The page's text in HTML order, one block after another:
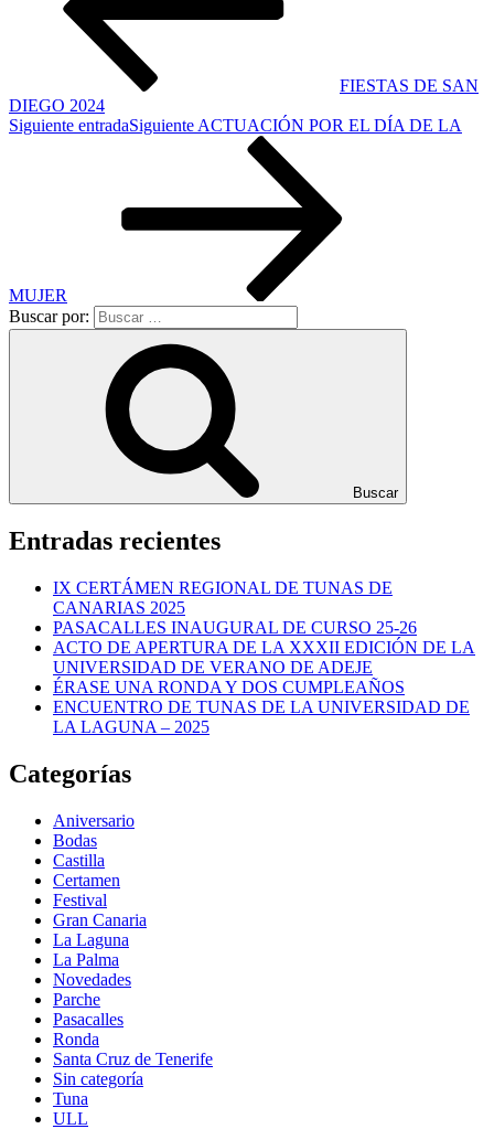
FIESTAS DE SAN
DIEGO 2024
Siguiente entradaSiguienteACTUACIÓN POR EL DÍA DE LA
MUJER
Buscar por:
Buscar
Entradas recientes
IX CERTÁMEN REGIONAL DE TUNAS DE
CANARIAS 2025
PASACALLES INAUGURAL DE CURSO 25-26
ACTO DE APERTURA DE LA XXXII EDICIÓN DE LA
UNIVERSIDAD DE VERANO DE ADEJE
ÉRASE UNA RONDA Y DOS CUMPLEAÑOS
ENCUENTRO DE TUNAS DE LA UNIVERSIDAD DE
LA LAGUNA – 2025
Categorías
Aniversario
Bodas
Castilla
Certamen
Festival
Gran Canaria
La Laguna
La Palma
Novedades
Parche
Pasacalles
Ronda
Santa Cruz de Tenerife
Sin categoría
Tuna
ULL